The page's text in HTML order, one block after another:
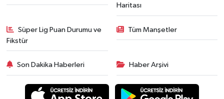
Haritası
Süper Lig Puan Durumu ve
Fikstür
Tüm Manşetler
Son Dakika Haberleri Haber Arşivi